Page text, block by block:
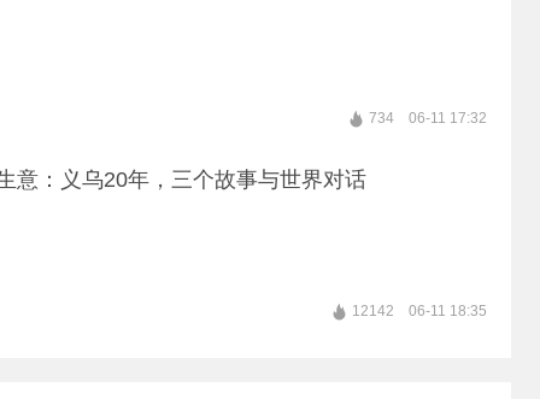
734 06-11 17:32
意：义乌20年，三个故事与世界对话
12142 06-11 18:35